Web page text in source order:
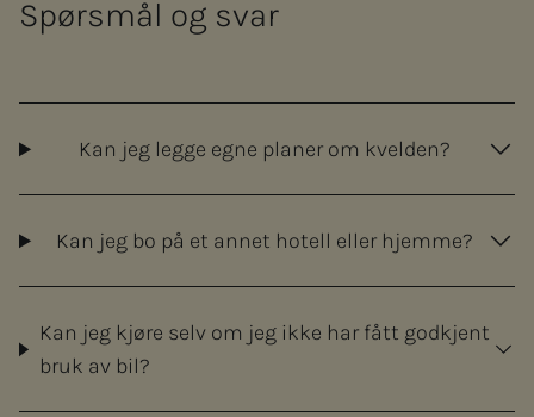
Spørsmål og svar
Kan jeg legge egne planer om kvelden?
Kan jeg bo på et annet hotell eller hjemme?
Kan jeg kjøre selv om jeg ikke har fått godkjent
bruk av bil?